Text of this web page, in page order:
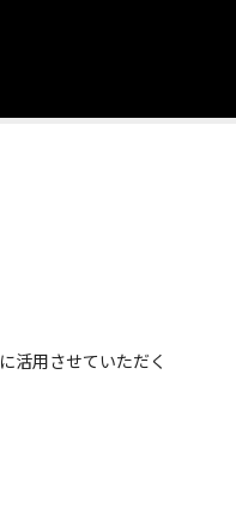
活用させていただく